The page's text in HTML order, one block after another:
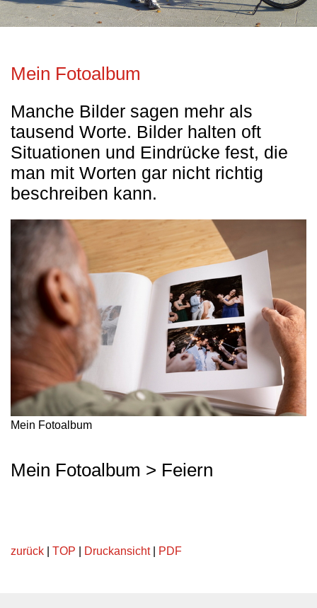
Mein Fotoalbum
Manche Bilder sagen mehr als
tausend Worte. Bilder halten oft
Situationen und Eindrücke fest, die
man mit Worten gar nicht richtig
beschreiben kann.
Mein Fotoalbum
Mein Fotoalbum > Feiern
zurück TOP Druckansicht| PDF